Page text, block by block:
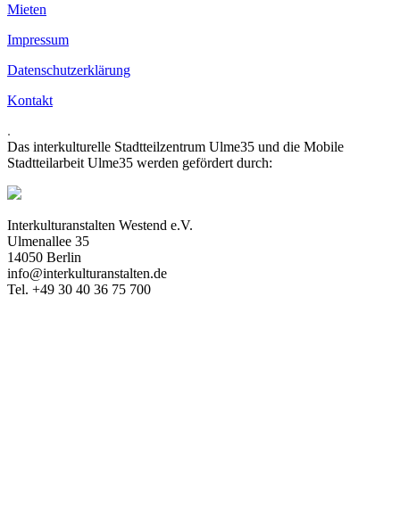
Mieten
Impressum
Datenschutzerklärung
Kontakt
.
Das interkulturelle Stadtteilzentrum Ulme35 und die Mobile
Stadtteilarbeit Ulme35 werden gefördert durch:
Interkulturanstalten Westend e.V.
Ulmenallee 35
14050 Berlin
info@interkulturanstalten.de
Tel. +49 30 40 36 75 700